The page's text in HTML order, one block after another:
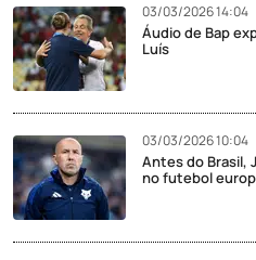
03/03/2026 14:04
Áudio de Bap
Luís
03/03/2026 10:04
Antes do Brasil,
no futebol